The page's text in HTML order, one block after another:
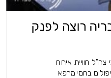
רוצה לפנק
חוויית אירוח
בחמי מרפא